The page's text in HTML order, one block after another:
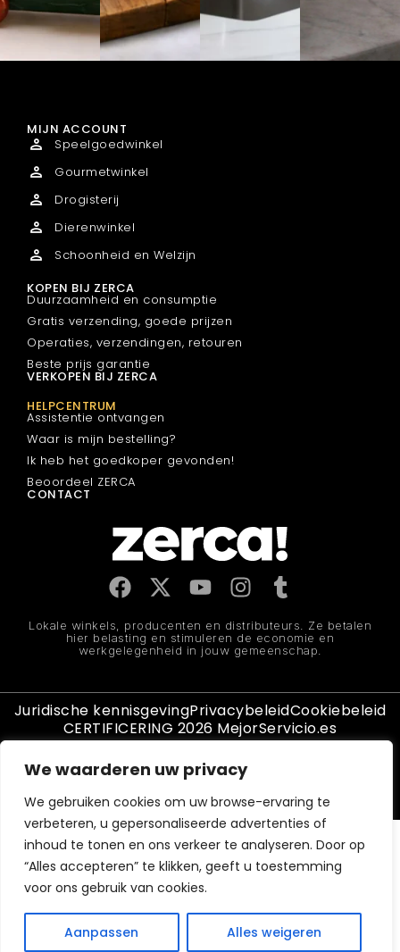
We waarderen uw privacy
We gebruiken cookies om uw browse-ervaring te
verbeteren, u gepersonaliseerde advertenties of
inhoud te tonen en ons verkeer te analyseren. Door op
“Alles accepteren” te klikken, geeft u toestemming
voor ons gebruik van cookies.
Aanpassen Alles weigeren
Lokale winkels, producenten en distributeurs. Ze betalen
hier belasting en stimuleren de economie en
werkgelegenheid in jouw gemeenschap.
MIJN ACCOUNT
Speelgoedwinkel
Gourmetwinkel
Drogisterij
Dierenwinkel
Schoonheid en Welzijn
KOPEN BIJ ZERCA
Duurzaamheid en consumptie
Gratis verzending, goede prijzen
Operaties, verzendingen, retouren
Beste prijs garantie
VERKOPEN BIJ ZERCA
HELPCENTRUM
Assistentie ontvangen
Waar is mijn bestelling?
Ik heb het goedkoper gevonden!
Beoordeel ZERCA
CONTACT
Juridische kennisgevingPrivacybeleidCookiebeleid
CERTIFICERING 2026 MejorServicio.es
(c)2026 Zerca Market Digital, SL
Oostenrijk Duitsland